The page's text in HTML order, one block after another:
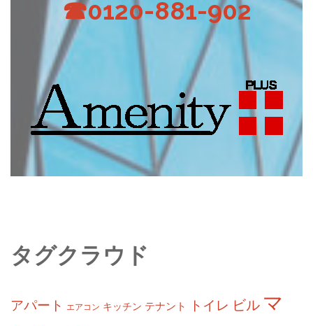
☎0120-881-902
タグクラウド
アパート エアコン キッチン テナント トイレ ビル マ